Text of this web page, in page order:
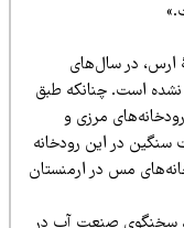
در سال‌های
است. چنانکه طبق
مرزی و
در این رودخانه
مس در ارمنستان